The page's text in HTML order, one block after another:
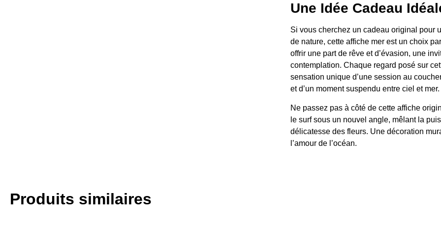
Une Idée Cadeau
Si vous cherchez un cadeau original pour
de nature, cette affiche mer est un choix
offrir une part de rêve et d’évasion, une
contemplation. Chaque regard posé sur
sensation unique d’une session au
et d’un moment suspendu entre ciel et mer.
Ne passez pas à côté de cette affiche
le surf sous un nouvel angle, mêlant la
délicatesse des fleurs. Une décoration
l’amour de l’océan.
Produits similaires